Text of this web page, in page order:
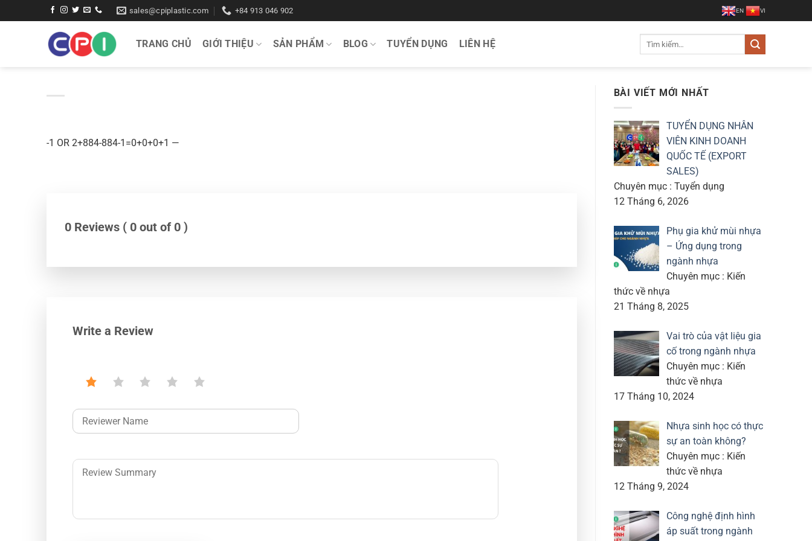
qua
sales@cpiplastic.com +84 913 046 902 EN VI
TRANG CHỦ GIỚI THIỆU SẢN PHẨM BLOG TUYỂN DỤNG LIÊN HỆ
-1 OR 2+884-884-1=0+0+0+1 —
0 Reviews ( 0 out of 0 )
Write a Review
BÀI VIẾT MỚI NHẤT
TUYỂN DỤNG NHÂN
VIÊN KINH DOANH
QUỐC TẾ (EXPORT
SALES)
Chuyên mục : Tuyển dụng
12 Tháng 6, 2026
Phụ gia khử mùi nhựa
– Ứng dụng trong
ngành nhựa
Chuyên mục : Kiến
thức về nhựa
21 Tháng 8, 2025
Vai trò của vật liệu gia
cố trong ngành nhựa
Chuyên mục : Kiến
thức về nhựa
17 Tháng 10, 2024
Nhựa sinh học có thực
sự an toàn không?
Chuyên mục : Kiến
thức về nhựa
12 Tháng 9, 2024
Công nghệ định hình
áp suất trong ngành